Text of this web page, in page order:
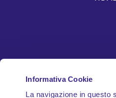
Informativa Cookie
La navigazione in questo